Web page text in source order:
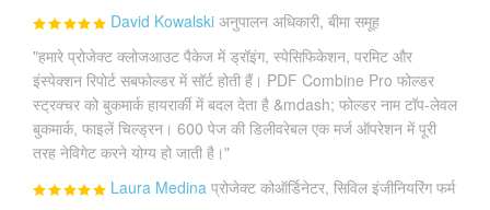
David Kowalski अनुपालन अधिकारी, बीमा समूह
"हमारे प्रोजेक्ट क्लोजआउट पैकेज में ड्रॉइंग, स्पेसिफिकेशन, परमिट और
इंस्पेक्शन रिपोर्ट सबफोल्डर में सॉर्ट होती हैं। PDF Combine Pro फोल्डर
स्ट्रक्चर को बुकमार्क हायरार्की में बदल देता है &mdash; फोल्डर नाम टॉप-लेवल
बुकमार्क, फाइलें चिल्ड्रन। 600 पेज की डिलीवरेबल एक मर्ज ऑपरेशन में पूरी
तरह नेविगेट करने योग्य हो जाती है।"
Laura Medina प्रोजेक्ट कोऑर्डिनेटर, सिविल इंजीनियरिंग फर्म